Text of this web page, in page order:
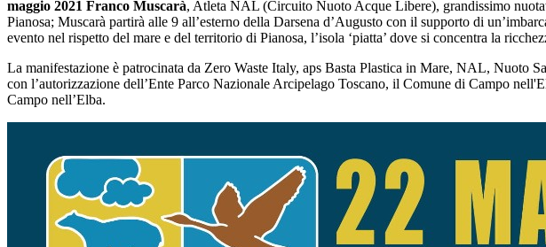
maggio 2021 Franco Muscarà, Atleta NAL (Circuito Nuoto Acque Libere), grandissimo
Pianosa; Muscarà partirà alle 9 all’esterno della Darsena d’Augusto con il supporto di
evento nel rispetto del mare e del territorio di Pianosa, l’isola ‘piatta’ dove si concentra la
La manifestazione è patrocinata da Zero Waste Italy, aps Basta Plastica in Mare, NAL, Nuoto
con l’autorizzazione dell’Ente Parco Nazionale Arcipelago Toscano, il Comune di Campo
Campo nell’Elba.